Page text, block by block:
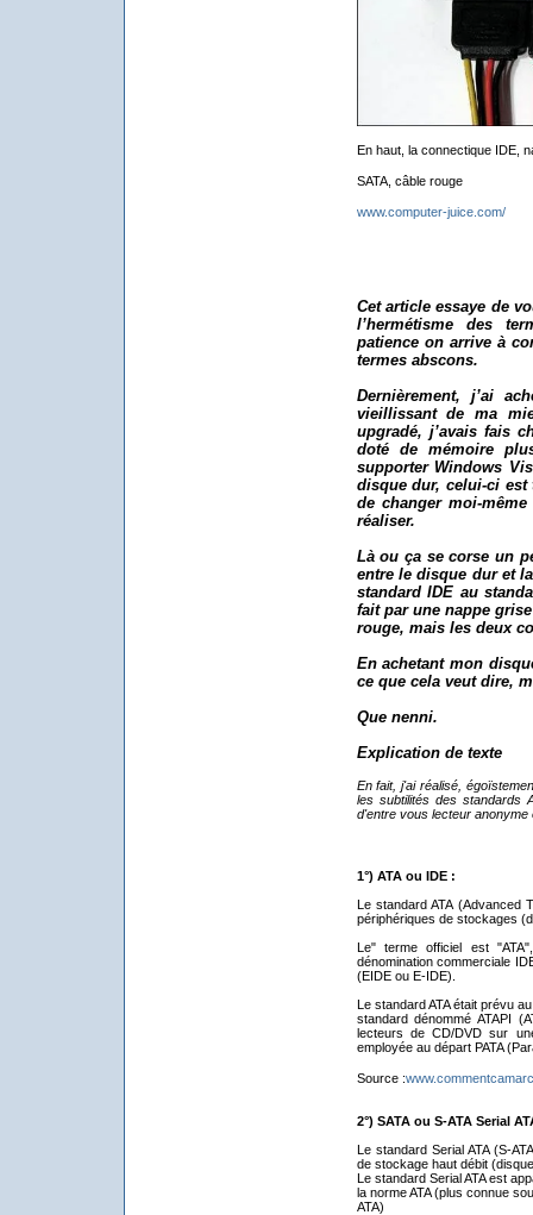
En haut, la connectique IDE,
SATA, câble rouge
www.computer-juice.com/
Cet article essaye de
l’hermétisme des
patience on arrive à
termes abscons.
Dernièrement, j’ai
vieillissant de ma
upgradé, j’avais fais
doté de mémoire
supporter Windows
disque dur, celui-ci
de changer moi-
réaliser.
Là ou ça se corse un
entre le disque dur et
standard IDE au
fait par une nappe
rouge, mais les deux
En achetant mon
ce que cela veut dire,
Que nenni.
Explication de texte
En fait, j'ai réalisé,
les subtilités des standards
d'entre vous lecteur anonyme
1°) ATA ou IDE :
Le standard ATA (Advanced
périphériques de stockages
Le" terme officiel est
dénomination commerciale
(EIDE ou E-IDE).
Le standard ATA était prévu
standard dénommé ATAPI
lecteurs de CD/DVD sur
employée au départ PATA
Source :
2°) SATA ou S-ATA Serial
Le standard Serial ATA (S-
de stockage haut débit
Le standard Serial ATA est
la norme ATA (plus connue
ATA)